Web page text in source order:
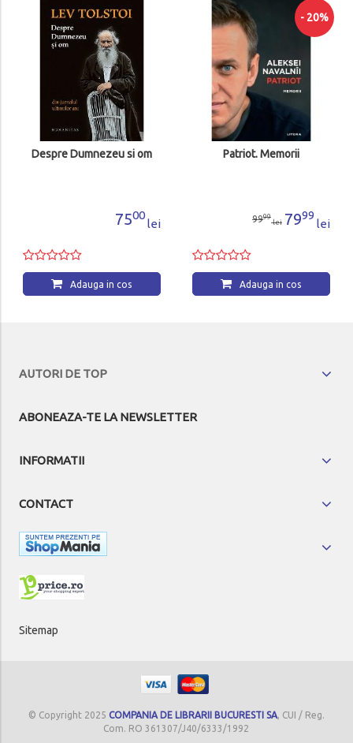
Despre Dumnezeu si om
00
lei
Adauga in cos
- 20%
Patriot. Memorii
lei 79 99
lei
Adauga in cos
AUTORI DE TOP
ABONEAZA-TE LA NEWSLETTER
INFORMATII
CONTACT
Sitemap
© Copyright 2025 COMPANIA DE LIBRARII BUCURESTI SA, CUI / Reg.
Com. RO 361307/J40/6333/1992